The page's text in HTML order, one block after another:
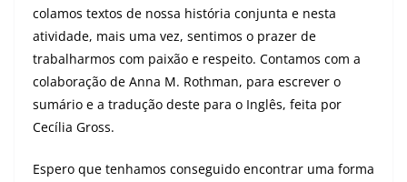
colamos textos de nossa história conjunta e nesta
atividade, mais uma vez, sentimos o prazer de
trabalharmos com paixão e respeito. Contamos com a
colaboração de Anna M. Rothman, para escrever o
sumário e a tradução deste para o Inglês, feita por
Cecília Gross.
Espero que tenhamos conseguido encontrar uma forma